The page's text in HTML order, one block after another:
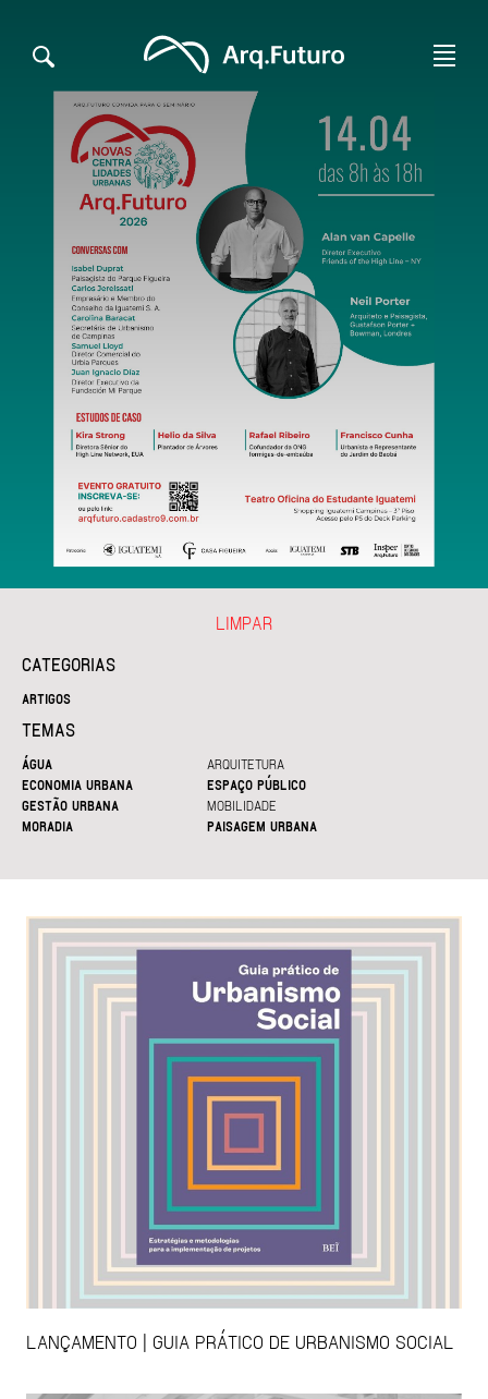
CATEGORIAS
ARTIGOS
TEMAS
ÁGUA
ARQUITETURA
ECONOMIA URBANA
ESPAÇO PÚBLICO
GESTÃO URBANA
MOBILIDADE
MORADIA
PAISAGEM URBANA
LIMPAR
LANÇAMENTO | GUIA PRÁTICO DE URBANISMO SOCIAL